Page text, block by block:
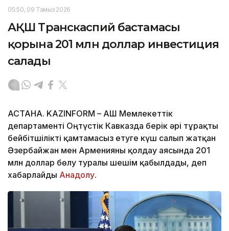
05:50, 09 Тамыз 2026
АҚШ Транскаспий бастамасы
қорына 201 млн доллар инвестиция
салады
АСТАНА. KAZINFORM – АҚШ Мемлекеттік
департаменті Оңтүстік Кавказда берік әрі тұрақты
бейбітшілікті қамтамасыз етуге күш салып жатқан
Әзербайжан мен Арменияны қолдау аясында 201
млн доллар бөлу туралы шешім қабылдады, деп
хабарлайды Анадолу.